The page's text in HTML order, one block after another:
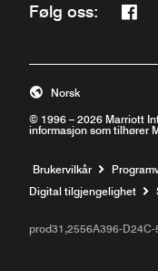
Følg oss:
© 1996 – 2026 Marriott
informasjon som tilhører
Norsk
Brukervilkår
Digital tilgjengelighet
prod31,2556A396-